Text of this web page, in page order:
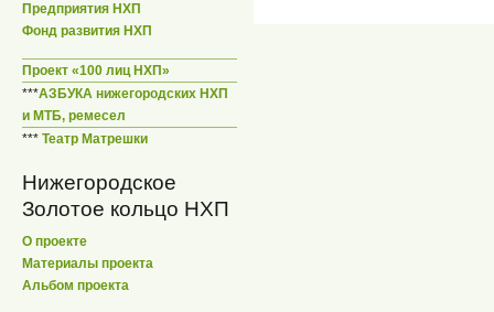
Предприятия НХП
Фонд развития НХП
Проект «100 лиц НХП»
***АЗБУКА нижегородских НХП
и МТБ, ремесел
*** Театр Матрешки
Нижегородское
Золотое кольцо НХП
О проекте
Материалы проекта
Альбом проекта